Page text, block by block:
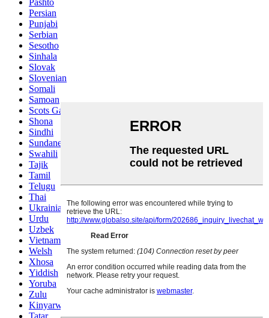
Persian
Punjabi
Serbian
Sesotho
Sinhala
Slovak
Slovenian
Somali
Samoan
Scots Gaelic
Shona
Sindhi
Sundanese
Swahili
Tajik
Tamil
Telugu
Thai
Ukrainian
Urdu
Uzbek
Vietnamese
Welsh
Xhosa
Yiddish
Yoruba
Zulu
Kinyarwanda
Tatar